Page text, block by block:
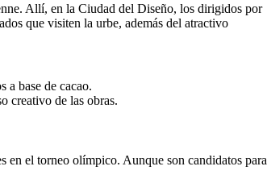
Allí, en la Ciudad del Diseño, los dirigidos por
que visiten la urbe, además del atractivo
a base de cacao.
creativo de las obras.
en el torneo olímpico. Aunque son candidatos para